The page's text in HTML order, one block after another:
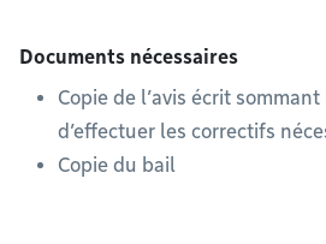
Documents nécessaires
Copie de l’avis écrit
d’effectuer les correctifs
Copie du bail